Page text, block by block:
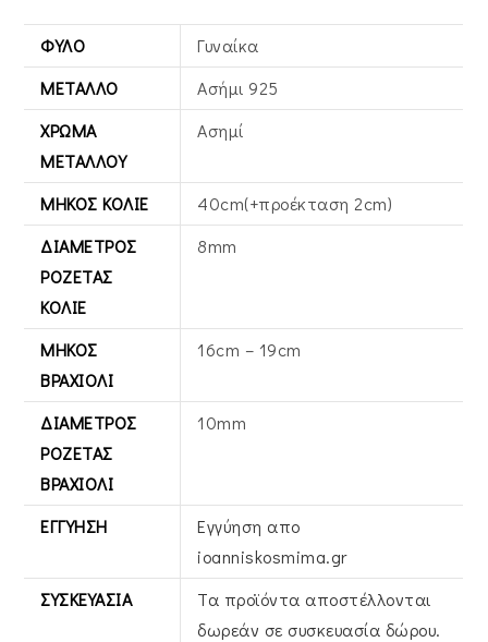
ΦΎΛΟ
Γυναίκα
ΜΈΤΑΛΛΟ
Ασήμι 925
ΧΡΏΜΑ
ΜΕΤΆΛΛΟΥ
Ασημί
ΜΉΚΟΣ ΚΟΛΙΈ
40cm(+προέκταση 2cm)
ΔΙΆΜΕΤΡΟΣ
ΡΟΖΈΤΑΣ
ΚΟΛΙΈ
8mm
ΜΉΚΟΣ
ΒΡΑΧΙΌΛΙ
16cm – 19cm
ΔΙΆΜΕΤΡΟΣ
ΡΟΖΈΤΑΣ
ΒΡΑΧΙΌΛΙ
10mm
ΕΓΓΎΗΣΗ
Εγγύηση απο
ioanniskosmima.gr
ΣΥΣΚΕΥΑΣΊΑ
Τα προϊόντα αποστέλλονται
δωρεάν σε συσκευασία δώρου.